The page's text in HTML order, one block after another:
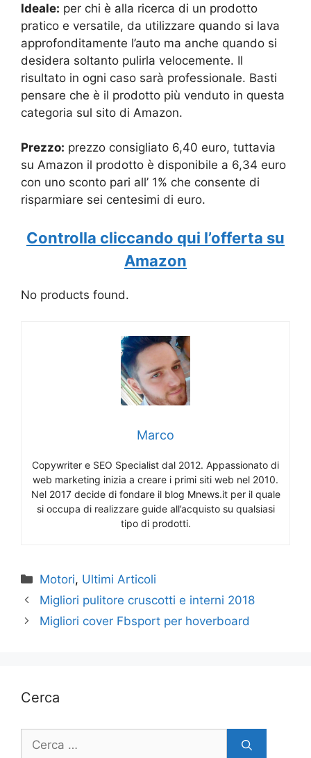
Ideale: per chi è alla ricerca di un prodotto
pratico e versatile, da utilizzare quando si lava
approfonditamente l’auto ma anche quando si
desidera soltanto pulirla velocemente. Il
risultato in ogni caso sarà professionale. Basti
pensare che è il prodotto più venduto in questa
categoria sul sito di Amazon.
Prezzo: prezzo consigliato 6,40 euro, tuttavia
su Amazon il prodotto è disponibile a 6,34 euro
con uno sconto pari all’ 1% che consente di
risparmiare sei centesimi di euro.
Controlla cliccando qui l’offerta su
Amazon
No products found.
Marco
Copywriter e SEO Specialist dal 2012. Appassionato di
web marketing inizia a creare i primi siti web nel 2010.
Nel 2017 decide di fondare il blog Mnews.it per il quale
si occupa di realizzare guide all’acquisto su qualsiasi
tipo di prodotti.
Categorie
Motori, Ultimi Articoli
Migliori pulitore cruscotti e interni 2018
Migliori cover Fbsport per hoverboard
Cerca
Ricerca